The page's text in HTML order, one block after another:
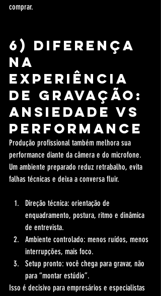
comprar.
6) Diferença
na
experiência
de gravação:
ansiedade vs
performance
Produção profissional também melhora sua
performance diante da câmera e do microfone.
Um ambiente preparado reduz retrabalho, evita
falhas técnicas e deixa a conversa fluir.
Direção técnica: orientação de
enquadramento, postura, ritmo e dinâmica
de entrevista.
Ambiente controlado: menos ruídos, menos
interrupções, mais foco.
Setup pronto: você chega para gravar, não
para “montar estúdio”.
Isso é decisivo para empresários e especialistas